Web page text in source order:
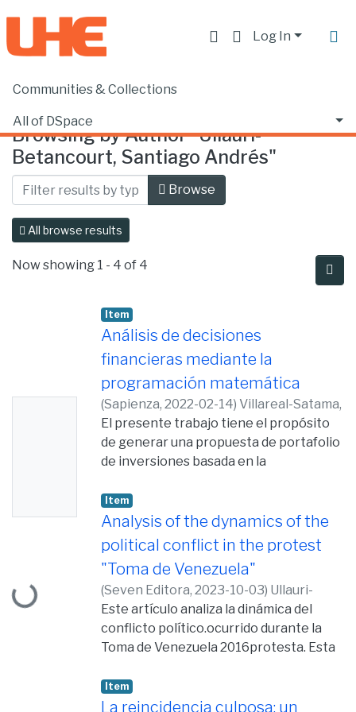
Log In
Communities & Collections
All of DSpace
Home Browse by Author
Browsing by Author "Ullauri-
Betancourt, Santiago Andrés"
Browse
All browse results
Now showing 1 - 4 of 4
Item
Análisis de decisiones
financieras mediante la
programación matemática
(Sapienza, 2022-02-14) Villareal-Satama,
Freddy Lenin;Núñez-Ribadeneira,
Janneth Efigenia;Montenegro-Gálvez,
Diego Ignacio;Ullauri-Betancourt,
Geovanny Javier
El presente trabajo tiene el propósito
de generar una propuesta de portafolio
de inversiones basada en la
con el uso del método simplex con la
técnica de modelado de dos fases. Para
ello se toman los datos de Forex tabla 5
de inversiones que ayudaron a
establecer las seis variables del modelo,
cada una representando al tipo de
inversión del portafolio. Los resultados
indican que luego de maximizar la
inversión en la función objetivo su
posteriormente se puede generar un
Loading...
Item
Analysis of the dynamics of the
political conflict in the protest
"Toma de Venezuela"
(Seven Editora, 2023-10-03) Ullauri-
Betancourt, Santiago Andrés
Este artículo analiza la dinámica del
conflicto político.ocurrido durante la
Toma de Venezuela 2016protesta. Esta
encabezadas por los políticosoposición
que exige elecciones libres y justas, y
Item
La reincidencia culposa: un